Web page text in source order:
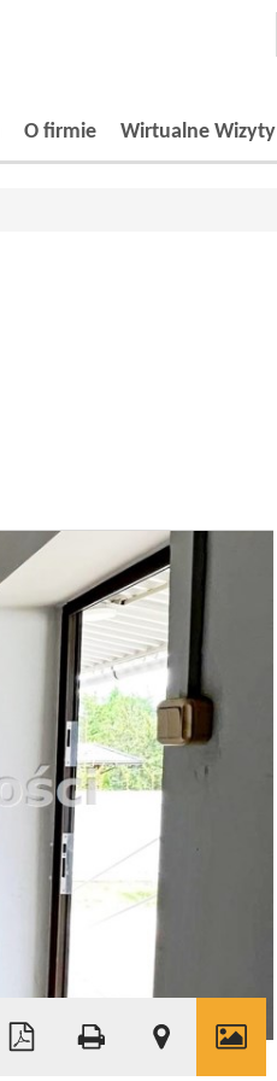
O firmie Wirtualne Wizyty
Leaflet|© MapTiler ©OpenStreetMap contributors